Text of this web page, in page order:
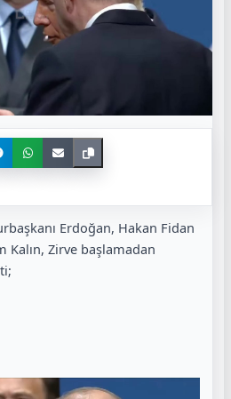
Erdoğan, Hakan Fidan
Kalın, Zirve başlamadan